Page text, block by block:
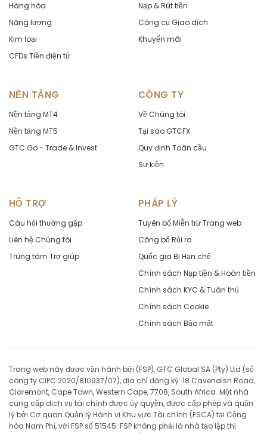
Hàng hóa
Năng lượng
Kim loại
CFDs Tiền điện tử
Nạp & Rút tiền
Công cụ Giao dịch
Khuyến mãi
NỀN TẢNG
Nền tảng MT4
Nền tảng MT5
GTC Go - Trade & Invest
CÔNG TY
Về Chúng tôi
Tại sao GTCFX
Quy định Toàn cầu
Sự kiện
HỖ TRỢ
Câu hỏi thường gặp
Liên hệ Chúng tôi
Trung tâm Trợ giúp
PHÁP LÝ
Tuyên bố Miễn trừ Trang web
Công bố Rủi ro
Quốc gia Bị Hạn chế
Chính sách Nạp tiền & Hoàn tiền
Chính sách KYC & Tuân thủ
Chính sách Cookie
Chính sách Bảo mật
Trang web này được vận hành bởi (FSP), GTC Global SA (Pty) Ltd (số
công ty CIPC 2020/810937/07), địa chỉ đăng ký: 18 Cavendish Road,
Claremont, Cape Town, Western Cape, 7708, South Africa. Một nhà
cung cấp dịch vụ tài chính được ủy quyền, được cấp phép và quản
lý bởi Cơ quan Quản lý Hành vi Khu vực Tài chính (FSCA) tại Cộng
hòa Nam Phi, với FSP số 51545. FSP không phải là nhà tạo lập thị